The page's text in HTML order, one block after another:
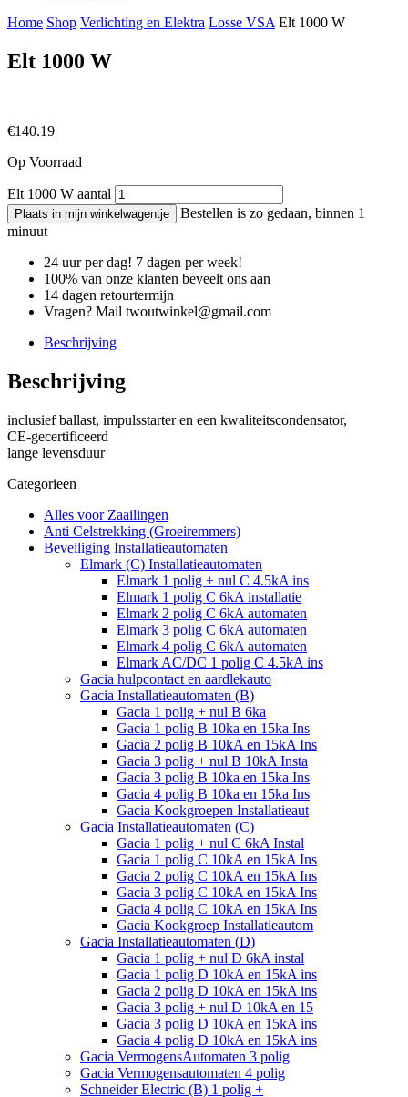
Home Shop Verlichting en Elektra Losse VSA Elt 1000 W
Elt 1000 W
€140.19
Op Voorraad
Elt 1000 W aantal
Plaats in mijn winkelwagentje
Bestellen is zo gedaan, binnen 1
minuut
24 uur per dag! 7 dagen per week!
100% van onze klanten beveelt ons aan
14 dagen retourtermijn
Vragen? Mail twoutwinkel@gmail.com
Beschrijving
Beschrijving
inclusief ballast, impulsstarter en een kwaliteitscondensator,
CE-gecertificeerd
lange levensduur
Categorieen
Alles voor Zaailingen
Anti Celstrekking (Groeiremmers)
Beveiliging Installatieautomaten
Elmark (C) Installatieautomaten
Elmark 1 polig + nul C 4.5kA ins
Elmark 1 polig C 6kA installatie
Elmark 2 polig C 6kA automaten
Elmark 3 polig C 6kA automaten
Elmark 4 polig C 6kA automaten
Elmark AC/DC 1 polig C 4.5kA ins
Gacia hulpcontact en aardlekauto
Gacia Installatieautomaten (B)
Gacia 1 polig + nul B 6ka
Gacia 1 polig B 10ka en 15ka Ins
Gacia 2 polig B 10kA en 15kA Ins
Gacia 3 polig + nul B 10kA Insta
Gacia 3 polig B 10ka en 15ka Ins
Gacia 4 polig B 10ka en 15ka Ins
Gacia Kookgroepen Installatieaut
Gacia Installatieautomaten (C)
Gacia 1 polig + nul C 6kA Instal
Gacia 1 polig C 10kA en 15kA Ins
Gacia 2 polig C 10kA en 15kA Ins
Gacia 3 polig C 10kA en 15kA Ins
Gacia 4 polig C 10kA en 15kA Ins
Gacia Kookgroep Installatieautom
Gacia Installatieautomaten (D)
Gacia 1 polig + nul D 6kA instal
Gacia 1 polig D 10kA en 15kA ins
Gacia 2 polig D 10kA en 15kA ins
Gacia 3 polig + nul D 10kA en 15
Gacia 3 polig D 10kA en 15kA ins
Gacia 4 polig D 10kA en 15kA ins
Gacia VermogensAutomaten 3 polig
Gacia Vermogensautomaten 4 polig
Schneider Electric (B) 1 polig +